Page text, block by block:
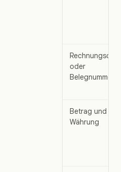
oder
Belegnummer
Betrag und
Währung